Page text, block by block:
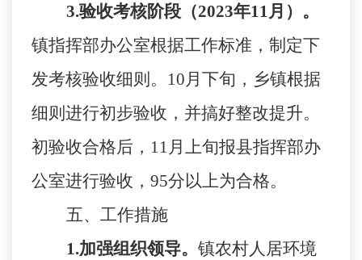
3.验收考核阶段（2023年11月 ） 。
镇指挥部办公室根据工作标准，制定下
发考核验收细则。 10月下旬，乡镇根据
细则进行初步验收，并搞好整改提升。
初验收合格后，11月上旬报县指挥部办
公室进行验收， 95分以上为合格。
五、工作措施
1.加强组织领导。 镇农村人居环境